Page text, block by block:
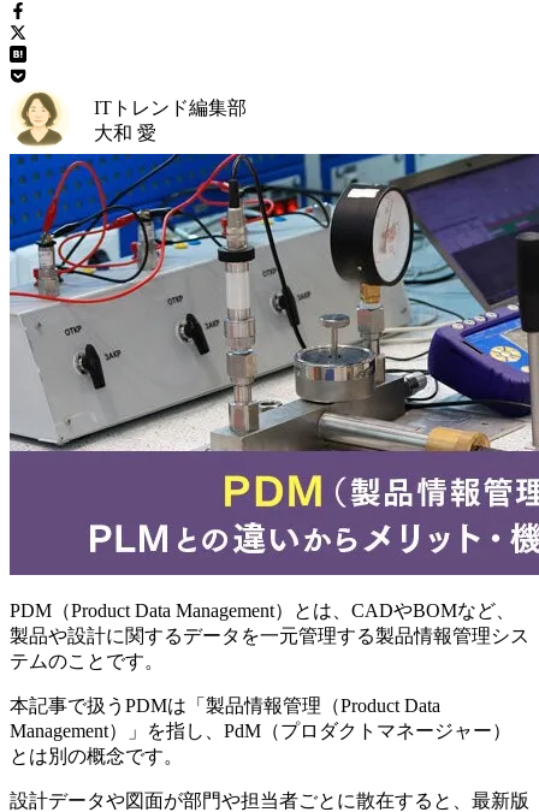
ITトレンド編集部
大和 愛
PDM（Product Data Management）とは、CADやBOMなど、
製品や設計に関するデータを一元管理する製品情報管理シス
テムのことです。
本記事で扱うPDMは「製品情報管理（Product Data
Management）」を指し、PdM（プロダクトマネージャー）
とは別の概念です。
設計データや図面が部門や担当者ごとに散在すると、最新版